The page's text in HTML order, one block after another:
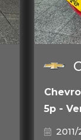
5p -